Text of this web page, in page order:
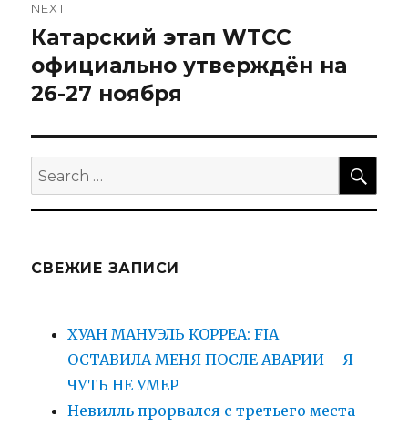
NEXT
Next
post:
Катарский этап WTCC
официально утверждён на
26-27 ноября
Search
for:
СВЕЖИЕ ЗАПИСИ
ХУАН МАНУЭЛЬ КОРРЕА: FIA
ОСТАВИЛА МЕНЯ ПОСЛЕ АВАРИИ – Я
ЧУТЬ НЕ УМЕР
Невилль прорвался с третьего места